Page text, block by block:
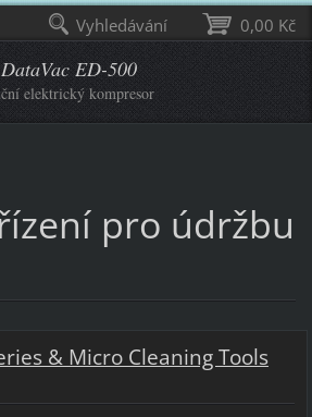
DataVac ED-500
elektrický kompresor
pro údržbu
& Micro Cleaning Tools
0,00 Kč
Vyhledávání